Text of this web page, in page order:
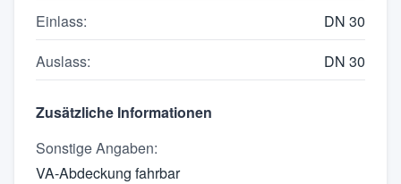
Einlass:
DN 30
Auslass: DN 30
Zusätzliche Informationen
Sonstige Angaben:
VA-Abdeckung fahrbar